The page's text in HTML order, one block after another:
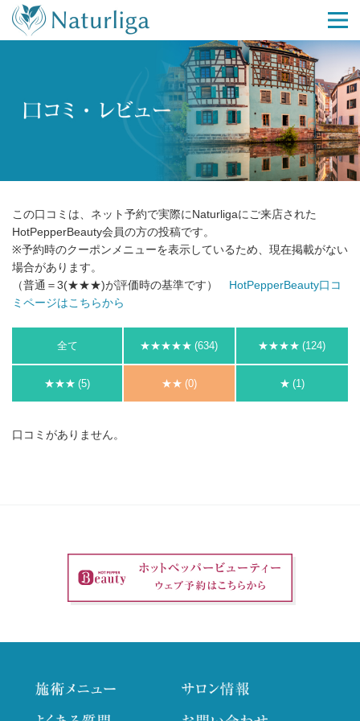
この口コミは、ネット予約で実際にNaturligaにご来店された
HotPepperBeauty会員の方の投稿です。
※予約時のクーポンメニューを表示しているため、現在掲載がない
場合があります。
（普通＝3(★★★)が評価時の基準です） HotPepperBeauty口コ
ミページはこちらから
全て ★★★★★ (634) ★★★★ (124)
★★★ (5) ★★ (0) ★ (1)
口コミがありません。